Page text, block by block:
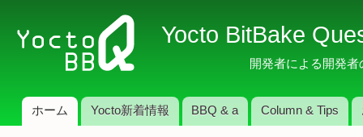
イ
コ
テ
Yocto BitBake
開発者による開発
メインメニュー
ホーム Yocto新着情報 BBQ & a Column & Tips